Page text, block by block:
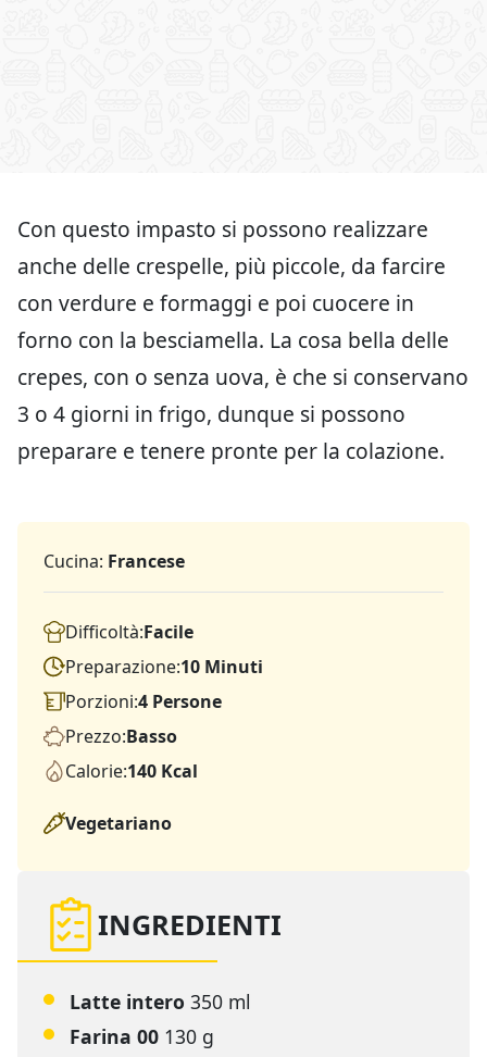
Con questo impasto si possono realizzare
anche delle crespelle, più piccole, da farcire
con verdure e formaggi e poi cuocere in
forno con la besciamella. La cosa bella delle
crepes, con o senza uova, è che si conservano
3 o 4 giorni in frigo, dunque si possono
preparare e tenere pronte per la colazione.
Cucina: Francese
Difficoltà:Facile
Preparazione:10 Minuti
Porzioni:4 Persone
Prezzo:Basso
Calorie:140 Kcal
Vegetariano
INGREDIENTI
Latte intero 350 ml
Farina 00 130 g